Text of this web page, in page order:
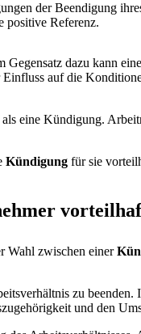
der Beendigung
positive Referenz.
Gegensatz dazu kann eine
auf die
eine Kündigung.
Kündigung für sie
Wahl zwischen einer
zu
und den